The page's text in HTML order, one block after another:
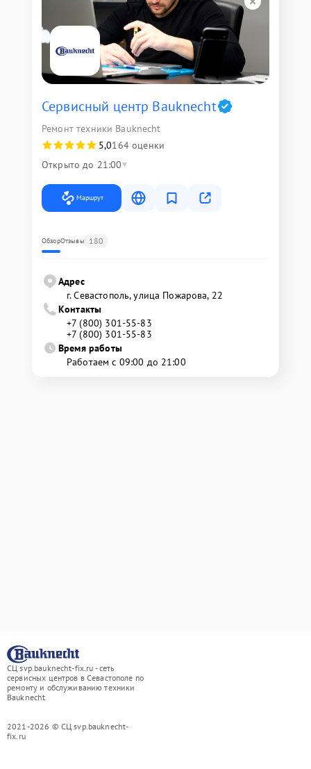
Сервисный центр Bauknecht
Ремонт техники Bauknecht
5,0164 оценки
Открыто до 21:00
Маршрут
ОбзорОтзывы 180
Адрес
г. Севастополь, улица Пожарова, 22
Контакты
+7 (800) 301-55-83
+7 (800) 301-55-83
Время работы
Работаем с 09:00 до 21:00
СЦ svp.bauknecht-fix.ru - сеть
сервисных центров в Севастополе по
ремонту и обслуживанию техники
Bauknecht
2021-2026 © СЦ svp.bauknecht-
fix.ru